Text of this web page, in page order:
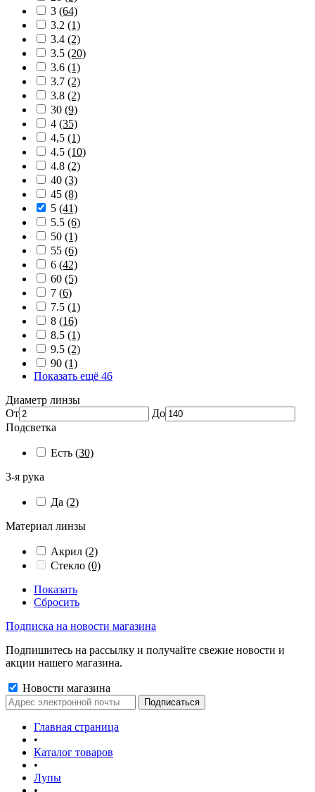
3 (64)
3.2 (1)
3.4 (2)
3.5 (20)
3.6 (1)
3.7 (2)
3.8 (2)
30 (9)
4 (35)
4,5 (1)
4.5 (10)
4.8 (2)
40 (3)
45 (8)
5 (41)
5.5 (6)
50 (1)
55 (6)
6 (42)
60 (5)
7 (6)
7.5 (1)
8 (16)
8.5 (1)
9.5 (2)
90 (1)
Показать ещё 46
Диаметр линзы
От
До
Подсветка
Есть (30)
3-я рука
Да (2)
Материал линзы
Акрил (2)
Стекло (0)
Показать
Сбросить
Подписка на новости магазина
Подпишитесь на рассылку и получайте свежие новости и
акции нашего магазина.
Новости магазина
Главная страница
•
Каталог товаров
•
Лупы